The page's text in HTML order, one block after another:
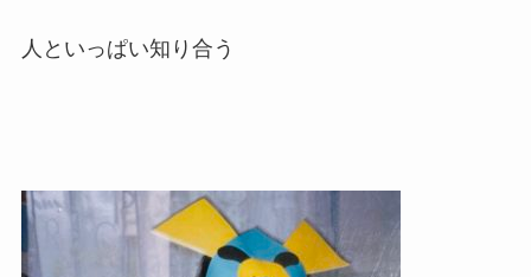
人といっぱい知り合う